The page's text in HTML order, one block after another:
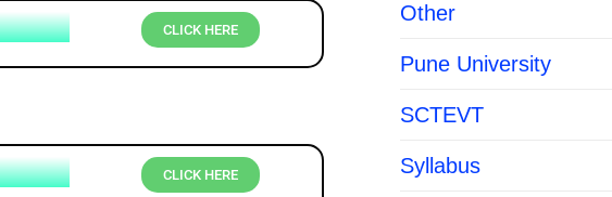
CLICK HERE
CLICK HERE
Other
Pune University
SCTEVT
Syllabus